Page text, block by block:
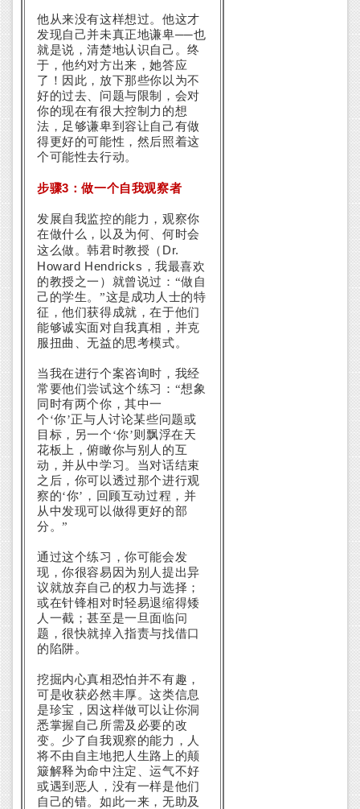
他从来没有这样想过。他这才
发现自己并未真正地谦卑──也
就是说，清楚地认识自己。终
于，他约对方出来，她答应
了！因此，放下那些你以为不
好的过去、问题与限制，会对
你的现在有很大控制力的想
法，足够谦卑到容让自己有做
得更好的可能性，然后照着这
个可能性去行动。
步骤3 ：做一个自我观察者
发展自我监控的能力，观察你
在做什么，以及为何、何时会
这么做。韩君时教授（ Dr.
Howard Hendricks ，我最喜欢
的教授之一）就曾说过：“做自
己的学生。”这是成功人士的特
征，他们获得成就，在于他们
能够诚实面对自我真相，并克
服扭曲、无益的思考模式。
当我在进行个案咨询时，我经
常要他们尝试这个练习：“想象
同时有两个你，其中一
个‘你’正与人讨论某些问题或
目标，另一个‘你’则飘浮在天
花板上，俯瞰你与别人的互
动，并从中学习。当对话结束
之后，你可以透过那个进行观
察的‘你’，回顾互动过程，并
从中发现可以做得更好的部
分。”
通过这个练习，你可能会发
现，你很容易因为别人提出异
议就放弃自己的权力与选择；
或在针锋相对时轻易退缩得矮
人一截；甚至是一旦面临问
题，很快就掉入指责与找借口
的陷阱。
挖掘内心真相恐怕并不有趣，
可是收获必然丰厚。这类信息
是珍宝，因这样做可以让你洞
悉掌握自己所需及必要的改
变。少了自我观察的能力，人
将不由自主地把人生路上的颠
簸解释为命中注定、运气不好
或遇到恶人，没有一样是他们
自己的错。如此一来，无助及